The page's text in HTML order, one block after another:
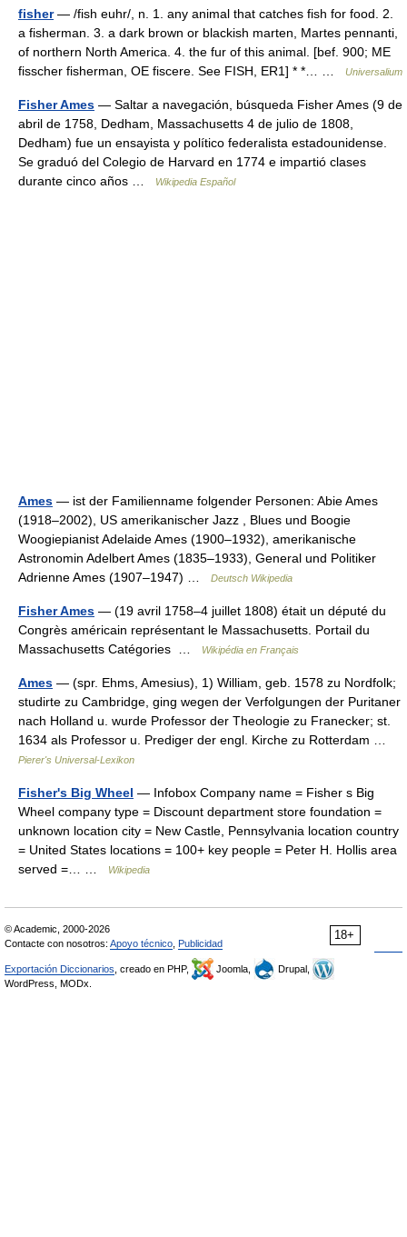
fisher— /fish euhr/, n. 1. any animal that catches fish for food. 2.
a fisherman. 3. a dark brown or blackish marten, Martes pennanti,
of northern North America. 4. the fur of this animal. [bef. 900; ME
fisscher fisherman, OE fiscere. See FISH, ER1] * *… …
Universalium
Fisher Ames — Saltar a navegación, búsqueda Fisher Ames (9 de
abril de 1758, Dedham, Massachusetts 4 de julio de 1808,
Dedham) fue un ensayista y político federalista estadounidense.
Se graduó del Colegio de Harvard en 1774 e impartió clases
durante cinco años …
Wikipedia Español
Ames — ist der Familienname folgender Personen: Abie Ames
(1918–2002), US amerikanischer Jazz , Blues und Boogie
Woogiepianist Adelaide Ames (1900–1932), amerikanische
Astronomin Adelbert Ames (1835–1933), General und Politiker
Adrienne Ames (1907–1947) …
Deutsch Wikipedia
Fisher Ames — (19 avril 1758–4 juillet 1808) était un député du
Congrès américain représentant le Massachusetts. Portail du
Massachusetts Catégories …
Wikipédia en Français
Ames — (spr. Ehms, Amesius), 1) William, geb. 1578 zu Nordfolk;
studirte zu Cambridge, ging wegen der Verfolgungen der Puritaner
nach Holland u. wurde Professor der Theologie zu Franecker; st.
1634 als Professor u. Prediger der engl. Kirche zu Rotterdam …
Pierer's Universal-Lexikon
Fisher's Big Wheel — Infobox Company name = Fisher s Big
Wheel company type = Discount department store foundation =
unknown location city = New Castle, Pennsylvania location country
= United States locations = 100+ key people = Peter H. Hollis area
served =… …
Wikipedia
18+
© Academic, 2000-2026
Contacte con nosotros: Apoyo técnico Publicidad
Exportación Diccionarios , creado en PHP, Joomla,
Drupal,
WordPress, MODx.